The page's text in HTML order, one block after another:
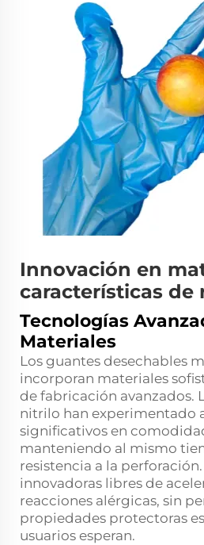
Innovación en
características de
Tecnologías
Materiales
Los guantes desechables
incorporan materiales
de fabricación avanzados.
nitrilo han experimentado
significativos en
manteniendo al mismo
resistencia a la
innovadoras libres de
reacciones alérgicas, sin
propiedades protectoras
usuarios esperan.